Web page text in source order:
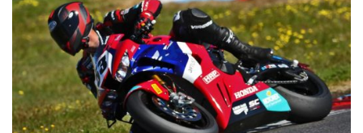
ANKE WIECZOREK